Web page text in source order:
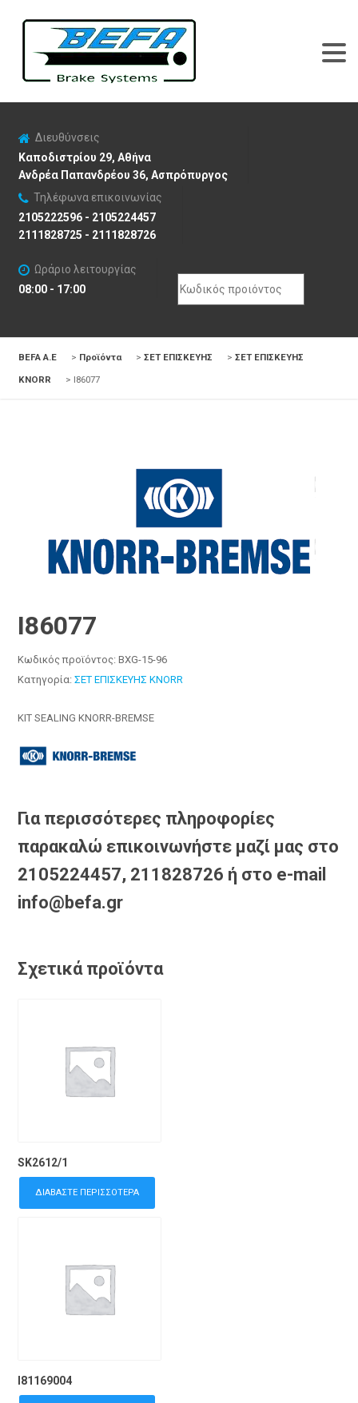
Διευθύνσεις
Καποδιστρίου 29, Αθήνα
Ανδρέα Παπανδρέου 36, Ασπρόπυργος
Τηλέφωνα επικοινωνίας
2105222596 - 2105224457
2111828725 - 2111828726
Ωράριο λειτουργίας
08:00 - 17:00
Search
for:
BEFA Α.Ε > Προϊόντα > ΣΕΤ ΕΠΙΣΚΕΥΗΣ > ΣΕΤ ΕΠΙΣΚΕΥΗΣ
KNORR
> I86077
I86077
Κωδικός προϊόντος:BXG-15-96
Κατηγορία:ΣΕΤ ΕΠΙΣΚΕΥΗΣ KNORR
KIT SEALING KNORR-BREMSE
Για περισσότερες πληροφορίες
παρακαλώ επικοινωνήστε μαζί μας στο
2105224457, 211828726 ή στο e-mail
info@befa.gr
Σχετικά προϊόντα
SK2612/1
ΔΙΑΒΆΣΤΕ ΠΕΡΙΣΣΌΤΕΡΑ
I81169004